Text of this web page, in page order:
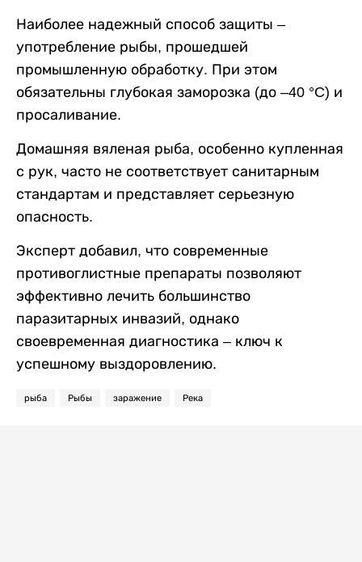
Наиболее надежный способ защиты –
употребление рыбы, прошедшей
промышленную обработку. При этом
обязательны глубокая заморозка (до –40 °C) и
просаливание.
Домашняя вяленая рыба, особенно купленная
с рук, часто не соответствует санитарным
стандартам и представляет серьезную
опасность.
Эксперт добавил, что современные
противоглистные препараты позволяют
эффективно лечить большинство
паразитарных инвазий, однако
своевременная диагностика – ключ к
успешному выздоровлению.
рыба Рыбы заражение Река